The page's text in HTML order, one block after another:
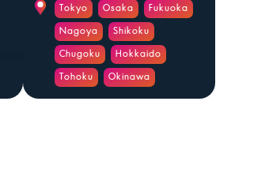
Tokyo Osaka
Fukuoka
Nagoya
Shikoku
Chugoku
Hokkaido
Tohoku
Okinawa